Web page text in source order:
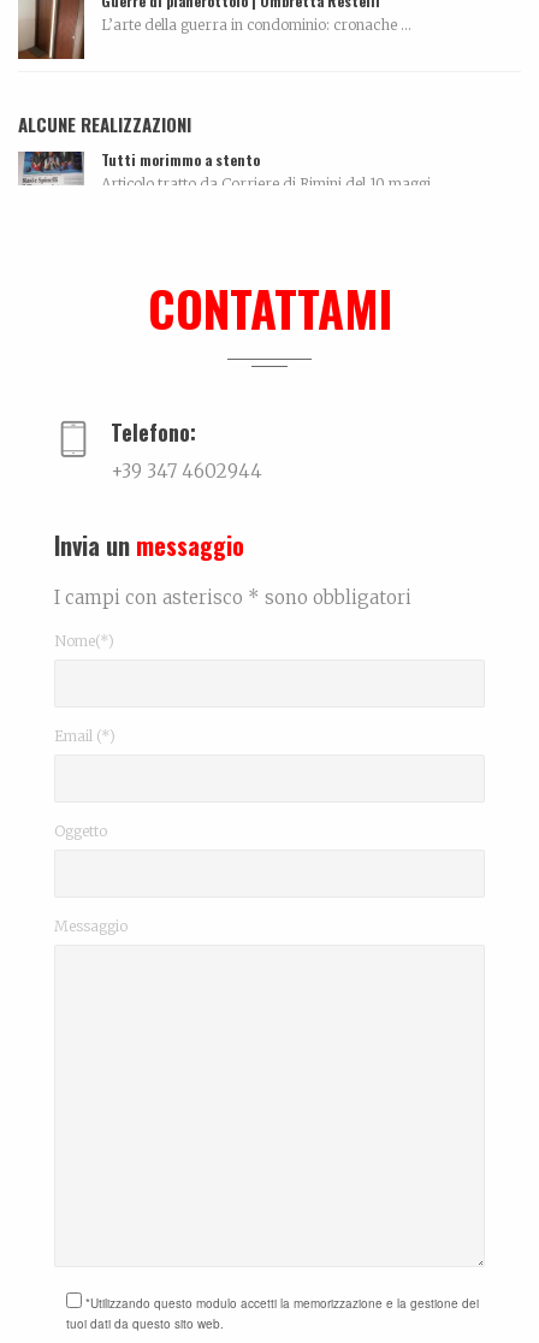
L’arte della guerra in condominio: cronache ...
ALCUNE REALIZZAZIONI
Tutti morimmo a stento
Articolo tratto da Corriere di Rimini del 10 maggi...
Quando l’essere ripetitivo, quasi ossessivo, si...
CONTATTAMI
Telefono:
+39 347 4602944
Invia un messaggio
I campi con asterisco * sono obbligatori
Nome(*)
Email (*)
Oggetto
Messaggio
*Utilizzando questo modulo accetti la memorizzazione e la gestione dei
tuoi dati da questo sito web.